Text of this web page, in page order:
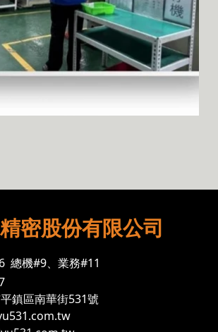
密股份有限公司
總機#9、業務#11
鎮區南華街531號